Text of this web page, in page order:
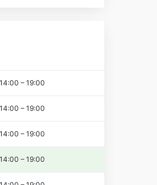
14:00 – 19:00
14:00 – 19:00
14:00 – 19:00
14:00 – 19:00